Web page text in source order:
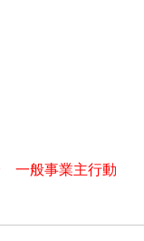
一般事業主行動